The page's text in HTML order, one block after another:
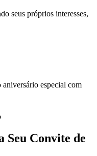
seus próprios interesses,
aniversário especial com
Seu Convite de